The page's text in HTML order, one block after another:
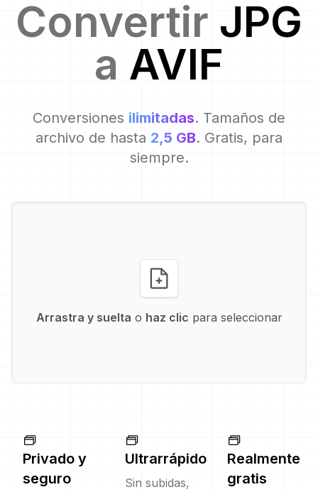
Convertir JPG
a AVIF
Conversiones ilimitadas. Tamaños de
archivo de hasta 2,5 GB. Gratis, para
siempre.
Arrastra y suelta o haz clic para seleccionar
Privado y
seguro
Ultrarrápido
Sin subidas,
Realmente
gratis